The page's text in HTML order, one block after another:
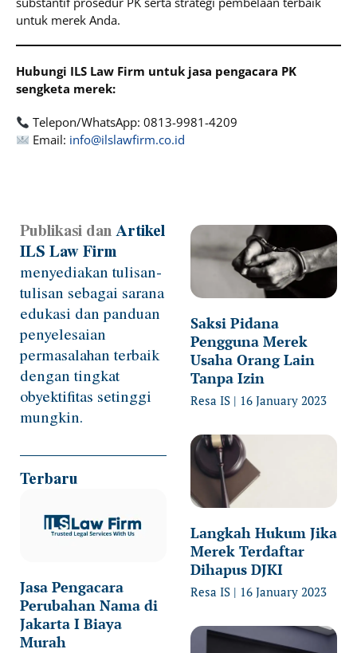
untuk merek Anda.
Hubungi ILS Law Firm untuk jasa pengacara PK
sengketa merek:
Telepon/WhatsApp: 0813-9981-4209
Email: info@ilslawfirm.co.id
Publikasi danArtikel
ILS Law Firm
menyediakan tulisan-
tulisan sebagai sarana
edukasi dan panduan
penyelesaian
permasalahan terbaik
dengan tingkat
obyektifitas setinggi
mungkin.
Terbaru
Jasa Pengacara
Perubahan Nama di
Jakarta I Biaya
Murah
Saksi Pidana
Pengguna Merek
Usaha Orang Lain
Tanpa Izin
Resa IS 16 January 2023
Langkah Hukum Jika
Merek Terdaftar
Dihapus DJKI
Resa IS 16 January 2023
PagePagePage